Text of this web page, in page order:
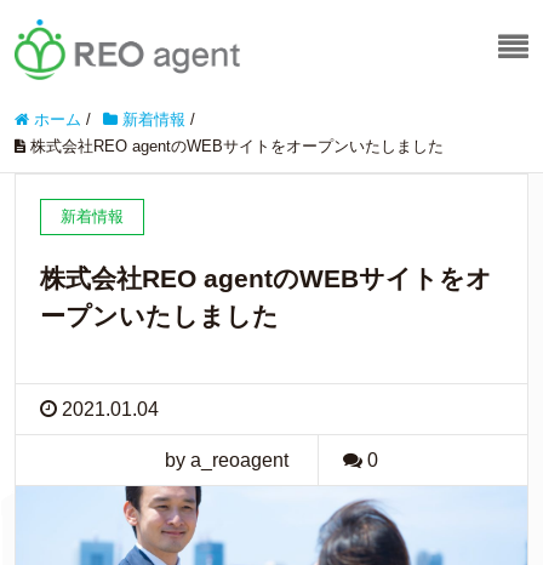
ホーム / 新着情報 /
株式会社REO agentのWEBサイトをオープンいたしました
新着情報
株式会社REO agentのWEBサイトをオ
ープンいたしました
2021.01.04
by a_reoagent 0